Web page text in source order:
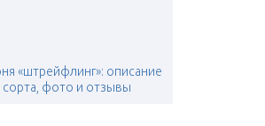
«штрейфлинг»: описание
сорта, фото и отзывы